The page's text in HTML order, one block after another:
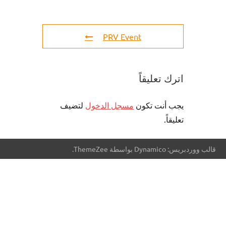
PRV Event
اترك تعليقاً
يجب أنت تكون مسجل الدخول لتضيف
تعليقاً.
قالب ووردبريس: Dynamico بواسطة ThemeZee.